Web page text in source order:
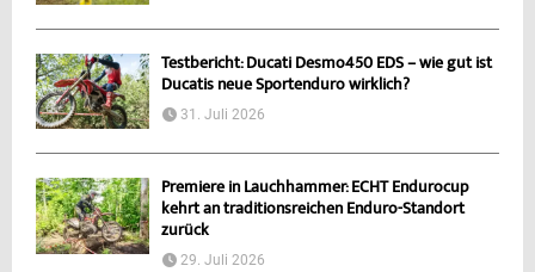
Testbericht: Ducati Desmo450 EDS – wie gut ist
Ducatis neue Sportenduro wirklich?
31. Juli 2026
Premiere in Lauchhammer: ECHT Endurocup
kehrt an traditionsreichen Enduro-Standort
zurück
29. Juli 2026